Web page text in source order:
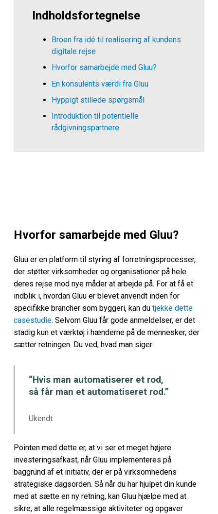
Indholdsfortegnelse
Broen fra idé til realisering af kundens
digitale rejse
Hvorfor samarbejde med Gluu?
En konsulents værdi fra Gluu
Hyppigt stillede spørgsmål
Introduktion til potentielle
rådgivningspartnere
Hvorfor samarbejde med Gluu?
Gluu er en platform til styring af forretningsprocesser,
der støtter virksomheder og organisationer på hele
deres rejse mod nye måder at arbejde på. For at få et
indblik i, hvordan Gluu er blevet anvendt inden for
specifikke brancher som byggeri, kan dutjekke dette
casestudie. Selvom Gluu får gode anmeldelser, er det
stadig kun et værktøj i hænderne på de mennesker, der
sætter retningen. Du ved, hvad man siger:
“Hvis man automatiserer et rod,
så får man et automatiseret rod.”
Ukendt
Pointen med dette er, at vi ser et meget højere
investeringsafkast, når Gluu implementeres på
baggrund af et initiativ, der er på virksomhedens
strategiske dagsorden. Så når du har hjulpet din kunde
med at sætte en ny retning, kan Gluu hjælpe med at
sikre, at alle regelmæssige aktiviteter og opgaver